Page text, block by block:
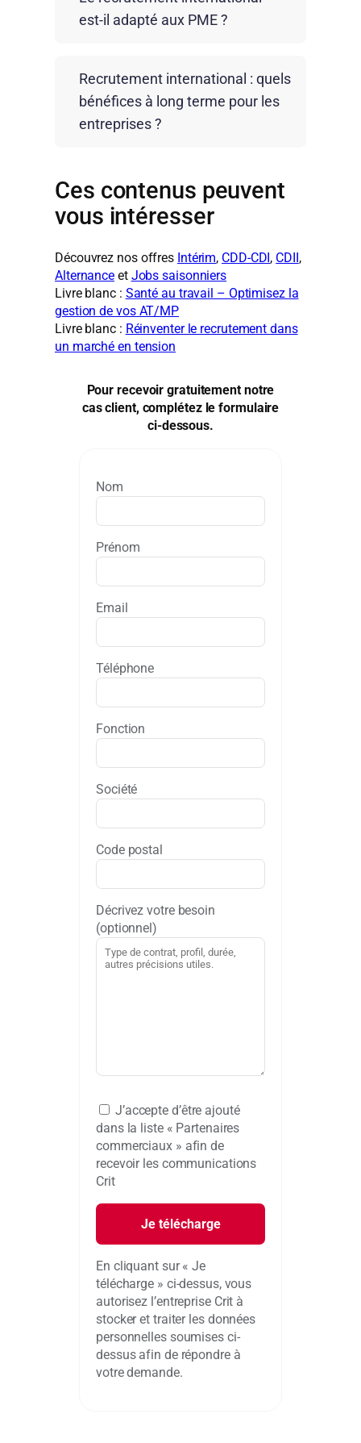
spécifiques et une forte disponibilité
opérationnelle.
processus : sourcing, sélection,
démarches administratives, conformité
permet de limiter les risques et d’assurer
la réussite du recrutement.
est‑il adapté aux PME ?
accessible aux PME confrontées à des
difficultés de recrutement.
L’accompagnement Crit permet
entreprise.
Recrutement international : quels
bénéfices à long terme pour les
entreprises ?
pénurie, le recrutement international
favorise la stabilité des équipes, la
développement d’une main‑d’œuvre
engagée, contribuant à la performance
globale de l’entreprise.
Ces contenus peuvent
vous intéresser
Découvrez nos offres Intérim, CDD-CDI, CDII,
Alternance et Jobs saisonniers
Livre blanc : Santé au travail – Optimisez la
gestion de vos AT/MP
Livre blanc : Réinventer le recrutement dans
un marché en tension
Pour recevoir gratuitement notre
cas client, complétez le formulaire
ci-dessous.
Nom
Prénom
Email
Téléphone
Fonction
Société
Code postal
Décrivez votre besoin
(optionnel)
J’accepte d’être ajouté
dans la liste « Partenaires
commerciaux » afin de
recevoir les communications
Crit
En cliquant sur « Je
télécharge » ci-dessus, vous
autorisez l’entreprise Crit à
stocker et traiter les données
personnelles soumises ci-
dessus afin de répondre à
votre demande.